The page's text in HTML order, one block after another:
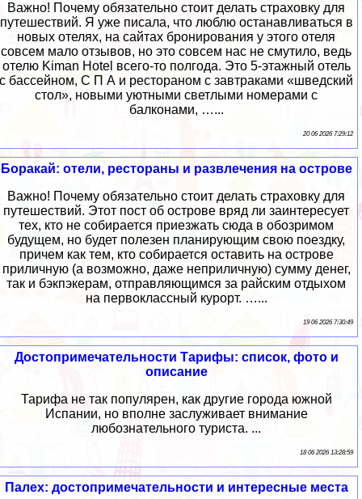
Важно! Почему обязательно стоит делать страховку для
путешествий. Я уже писала, что люблю останавливаться в
новых отелях, на сайтах бронирования у этого отеля
совсем мало отзывов, но это совсем нас не смутило, ведь
отелю Kiman Hotel всего-то полгода. Это 5-этажный отель
с бассейном, С П А и рестораном с завтраками «шведский
стол», новыми уютными светлыми номерами с
балконами, …...
20 06 2026 7:29:12
Боракай: отели, рестораны и развлечения на острове
Важно! Почему обязательно стоит делать страховку для
путешествий. Этот пост об острове вряд ли заинтересует
тех, кто не собирается приезжать сюда в обозримом
будущем, но будет полезен планирующим свою поездку,
причем как тем, кто собирается оставить на острове
приличную (а возможно, даже неприличную) сумму денег,
так и бэкпэкерам, отправляющимся за райским отдыхом
на первоклассный курорт. …...
19 06 2026 7:30:49
Достопримечательности Тарифы: список, фото и
описание
Тарифа не так популярен, как другие города южной
Испании, но вполне заслуживает внимание
любознательного туриста. ...
18 06 2026 13:28:59
Палех: достопримечательности и интересные места